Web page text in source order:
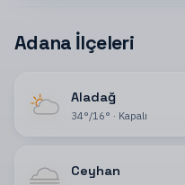
Adana İlçeleri
Aladağ
34°/16° · Kapalı
Ceyhan